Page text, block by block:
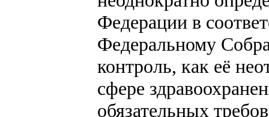
Федерации в
Федеральному
контроль, как её
сфере
обязательных